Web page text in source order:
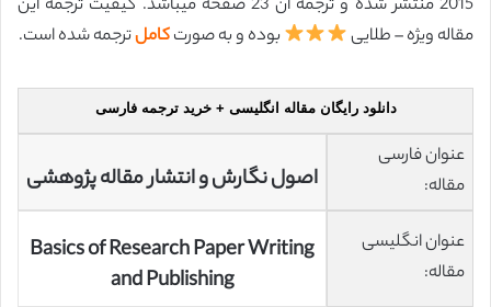
2015 منتشر شده و ترجمه آن 23 صفحه میباشد. کیفیت ترجمه این
مقاله ویژه – طلایی
بوده و به صورتکاملترجمه شده است.
دانلود رایگان مقاله انگلیسی + خرید ترجمه فارسی
عنوان فارسی
مقاله:
اصول نگارش و انتشار مقاله پژوهشی
عنوان انگلیسی
مقاله:
Basics of Research Paper Writing
and Publishing